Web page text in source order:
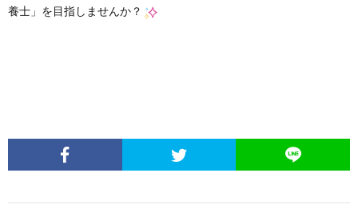
養士」を目指しませんか？